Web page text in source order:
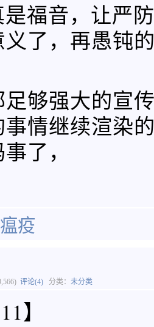
福音，让严
了，再愚钝
足够强大的宣
情继续渲染
了，
瘟疫
评论(4) 分类： 未分类
】